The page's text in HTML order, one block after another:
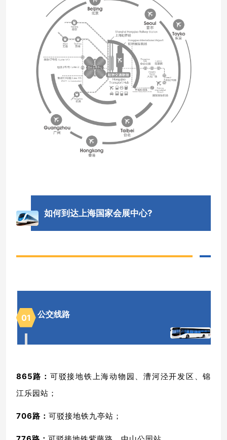
如何到达上海国家会展中心?
01 公交线路
865路： 可驳接地铁上海动物园、漕河泾开发区、锦
江乐园站；
706路： 可驳接地铁九亭站；